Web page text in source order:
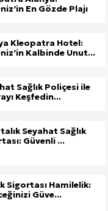
En Gözde Plajı
Kleopatra Hotel:
Kalbinde Unut...
Sağlık Poliçesi ile
Keşfedin...
Seyahat Sağlık
Güvenli ...
Sigortası Hamilelik:
Güve...